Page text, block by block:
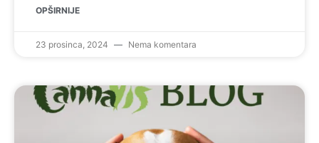
OPŠIRNIJE
23 prosinca, 2024 Nema komentara